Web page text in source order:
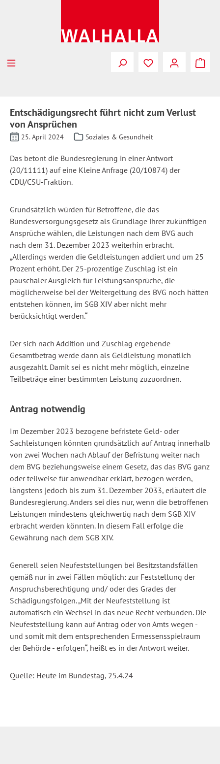
Entschädigungsrecht führt nicht zum Verlust
von Ansprüchen
25. April 2024 Soziales & Gesundheit
Das betont die Bundesregierung in einer Antwort
(20/11111) auf eine Kleine Anfrage (20/10874) der
CDU/CSU-Fraktion.
Grundsätzlich würden für Betroffene, die das
Bundesversorgungsgesetz als Grundlage ihrer zukünftigen
Ansprüche wählen, die Leistungen nach dem BVG auch
nach dem 31. Dezember 2023 weiterhin erbracht.
„Allerdings werden die Geldleistungen addiert und um 25
Prozent erhöht. Der 25-prozentige Zuschlag ist ein
pauschaler Ausgleich für Leistungsansprüche, die
möglicherweise bei der Weitergeltung des BVG noch hätten
entstehen können, im SGB XIV aber nicht mehr
berücksichtigt werden.“
Der sich nach Addition und Zuschlag ergebende
Gesamtbetrag werde dann als Geldleistung monatlich
ausgezahlt. Damit sei es nicht mehr möglich, einzelne
Teilbeträge einer bestimmten Leistung zuzuordnen.
Antrag notwendig
Im Dezember 2023 bezogene befristete Geld- oder
Sachleistungen könnten grundsätzlich auf Antrag innerhalb
von zwei Wochen nach Ablauf der Befristung weiter nach
dem BVG beziehungsweise einem Gesetz, das das BVG ganz
oder teilweise für anwendbar erklärt, bezogen werden,
längstens jedoch bis zum 31. Dezember 2033, erläutert die
Bundesregierung. Anders sei dies nur, wenn die betroffenen
Leistungen mindestens gleichwertig nach dem SGB XIV
erbracht werden könnten. In diesem Fall erfolge die
Gewährung nach dem SGB XIV.
Generell seien Neufeststellungen bei Besitzstandsfällen
gemäß nur in zwei Fällen möglich: zur Feststellung der
Anspruchsberechtigung und/ oder des Grades der
Schädigungsfolgen. „Mit der Neufeststellung ist
automatisch ein Wechsel in das neue Recht verbunden. Die
Neufeststellung kann auf Antrag oder von Amts wegen -
und somit mit dem entsprechenden Ermessensspielraum
der Behörde - erfolgen“, heißt es in der Antwort weiter.
Quelle: Heute im Bundestag, 25.4.24